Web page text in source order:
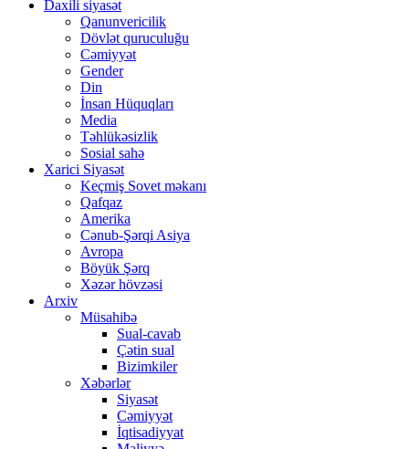
Daxili siyasət
Qanunvericilik
Dövlət quruculuğu
Cəmiyyət
Gender
Din
İnsan Hüquqları
Media
Təhlükəsizlik
Sosial sahə
Xarici Siyasət
Keçmiş Sovet məkanı
Qafqaz
Amerika
Cənub-Şərqi Asiya
Avropa
Böyük Şərq
Xəzər hövzəsi
Arxiv
Müsahibə
Sual-cavab
Çətin sual
Bizimkiler
Xəbərlər
Siyasət
Cəmiyyət
İqtisadiyyat